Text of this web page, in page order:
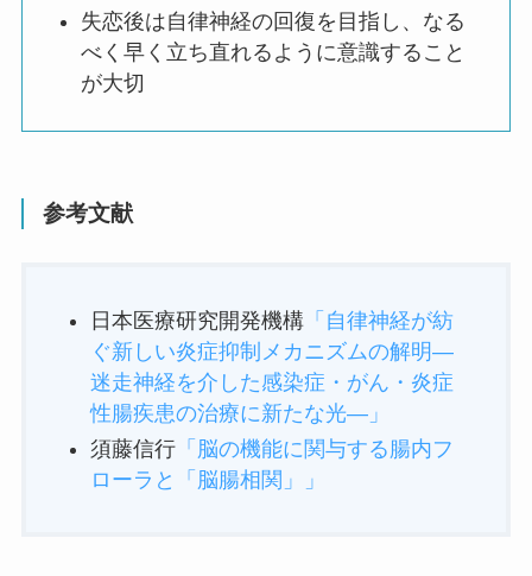
失恋後は自律神経の回復を目指し、なる
べく早く立ち直れるように意識すること
が大切
参考文献
日本医療研究開発機構「自律神経が紡
ぐ新しい炎症抑制メカニズムの解明―
迷走神経を介した感染症・がん・炎症
性腸疾患の治療に新たな光―」
須藤信行「脳の機能に関与する腸内フ
ローラと「脳腸相関」」